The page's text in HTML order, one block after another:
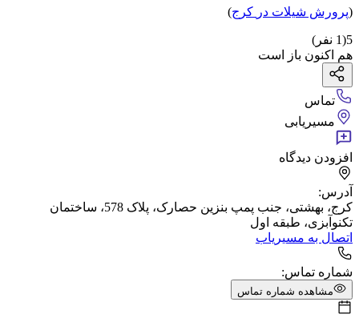
(پرورش شیلات در کرج)
5
(
1 نفر)
هم اکنون باز است
تماس
مسیریابی
افزودن دیدگاه
آدرس:
کرج، بهشتی، جنب پمپ بنزین حصارک، پلاک 578، ساختمان
تکنوآبزی، طبقه اول
اتصال به مسیریاب
شماره تماس:
مشاهده شماره تماس